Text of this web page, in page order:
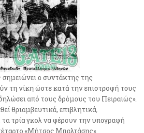
ο συντάκτης της
τη νίκη ώστε κατά την επιστροφή τους
από τους δρόμους του Πειραιώς».
θριαμβευτικά, επιβλητικά,
τα τρία γκολ να φέρουν την υπογραφή
«Μήτσος Μπαλτάσης».